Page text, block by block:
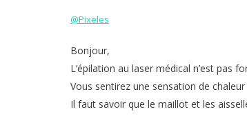
@Pixeles
Bonjour,
L’épilation au laser médical n’est pas
Vous sentirez une sensation de chaleur
Il faut savoir que le maillot et les